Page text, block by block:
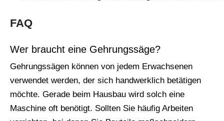
FAQ
Wer braucht eine Gehrungssäge?
Gehrungssägen können von jedem Erwachsenen
verwendet werden, der sich handwerklich betätigen
möchte. Gerade beim Hausbau wird solch eine
Maschine oft benötigt. Sollten Sie häufig Arbeiten